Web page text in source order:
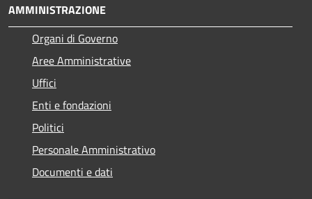
AMMINISTRAZIONE
Organi di Governo
Aree Amministrative
Uffici
Enti e fondazioni
Politici
Personale Amministrativo
Documenti e dati